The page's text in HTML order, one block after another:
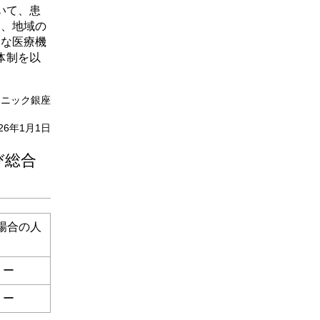
て、患
地域の
医療機
制を以
ック銀座
年1月1日
総合
合の人
ー
ー